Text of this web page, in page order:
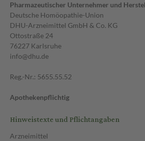
Pharmazeutischer Unternehmer und
Deutsche Homöopathie-Union
DHU-Arzneimittel GmbH & Co. KG
Ottostraße 24
76227 Karlsruhe
info@dhu.de
Reg.-Nr.: 5655.55.52
Apothekenpflichtig
Hinweistexte und Pflichtangaben
Arzneimittel